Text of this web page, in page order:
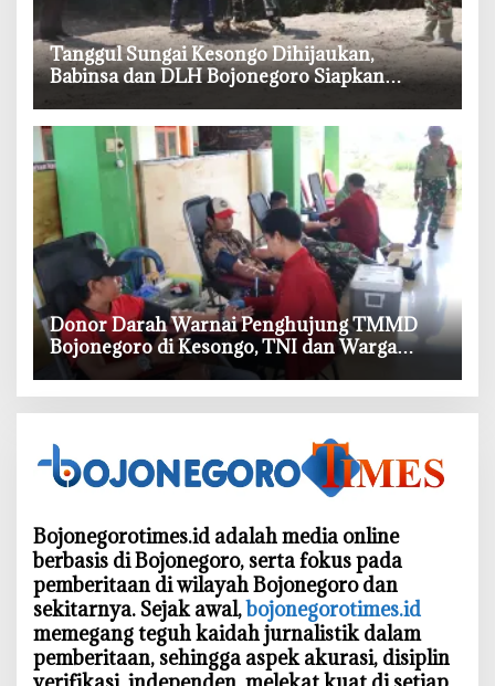
‎Tanggul Sungai Kesongo Dihijaukan,
Babinsa dan DLH Bojonegoro Siapkan
‎Donor Darah Warnai Penghujung TMMD
Bojonegoro di Kesongo, TNI dan Warga
Bergerak untuk Kemanusiaan
Bojonegorotimes.id adalah media online
berbasis di Bojonegoro, serta fokus pada
pemberitaan di wilayah Bojonegoro dan
sekitarnya. Sejak awal,bojonegorotimes.id
memegang teguh kaidah jurnalistik dalam
pemberitaan, sehingga aspek akurasi, disiplin